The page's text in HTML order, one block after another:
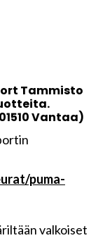
Tammisto
Vantaa)
puma-
valkoiset